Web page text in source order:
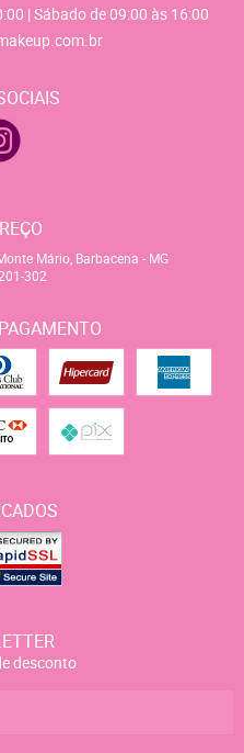
| Sábado de 09:00 às 16:00
Mário, Barbacena - MG
302
desconto